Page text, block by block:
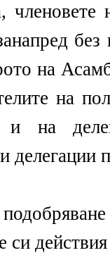
членовете
на
на
и на
делегации
си